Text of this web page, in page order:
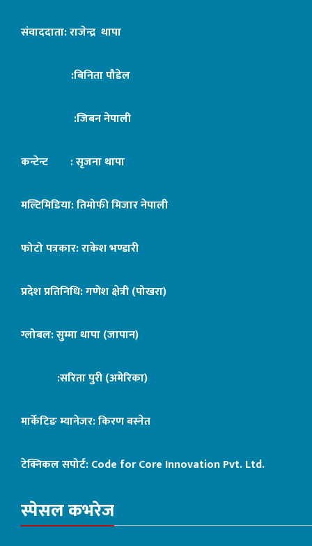
संवाददाता: राजेन्द्र थापा
:बिनिता पौडेल
:जिबन नेपाली
कन्टेन्ट : सृजना थापा
मल्टिमिडिया: तिमोफी मिजार नेपाली
फोटो पत्रकार: राकेश भण्डारी
प्रदेश प्रतिनिधि: गणेश क्षेत्री (पोखरा)
ग्लोबल: सुम्मा थापा (जापान)
:सरिता पुरी (अमेरिका)
मार्केटिङ म्यानेजर: किरण बस्नेत
टेक्निकल सपोर्ट:Code for Core Innovation Pvt. Ltd.
स्पेसल कभरेज